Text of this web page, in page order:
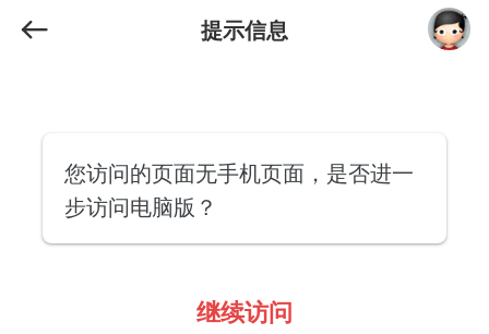
提示信息
您访问的页面无手机页面，是否进一
步访问电脑版？
继续访问